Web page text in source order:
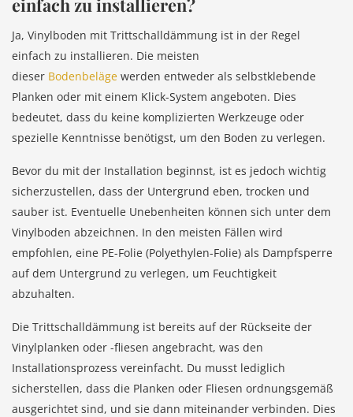
Ja, Vinylboden mit Trittschalldämmung ist in der Regel
einfach zu installieren. Die meisten
dieser Bodenbeläge werden entweder als selbstklebende
Planken oder mit einem Klick-System angeboten. Dies
bedeutet, dass du keine komplizierten Werkzeuge oder
spezielle Kenntnisse benötigst, um den Boden zu verlegen.
Bevor du mit der Installation beginnst, ist es jedoch wichtig
sicherzustellen, dass der Untergrund eben, trocken und
sauber ist. Eventuelle Unebenheiten können sich unter dem
Vinylboden abzeichnen. In den meisten Fällen wird
empfohlen, eine PE-Folie (Polyethylen-Folie) als Dampfsperre
auf dem Untergrund zu verlegen, um Feuchtigkeit
abzuhalten.
Die Trittschalldämmung ist bereits auf der Rückseite der
Vinylplanken oder -fliesen angebracht, was den
Installationsprozess vereinfacht. Du musst lediglich
sicherstellen, dass die Planken oder Fliesen ordnungsgemäß
ausgerichtet sind, und sie dann miteinander verbinden. Dies